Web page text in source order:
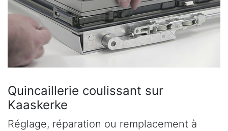
Quincaillerie coulissant sur
Kaaskerke
Réglage, réparation ou remplacement à